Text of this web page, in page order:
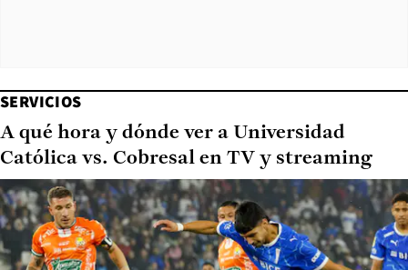
SERVICIOS
A qué hora y dónde ver a Universidad
Católica vs. Cobresal en TV y streaming